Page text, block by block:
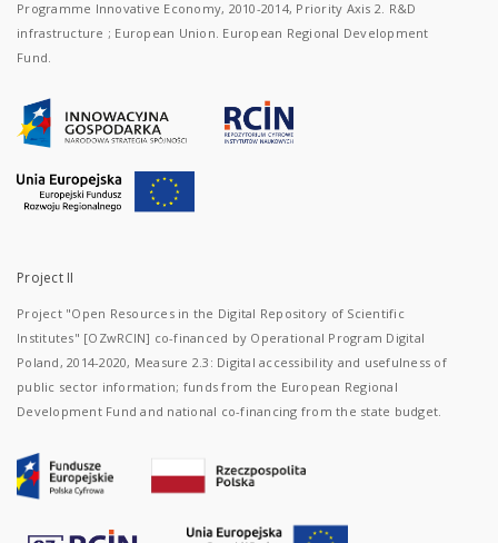
Programme Innovative Economy, 2010-2014, Priority Axis 2. R&D
infrastructure ; European Union. European Regional Development
Fund.
Project II
Project "Open Resources in the Digital Repository of Scientific
Institutes" [OZwRCIN] co-financed by Operational Program Digital
Poland, 2014-2020, Measure 2.3: Digital accessibility and usefulness of
public sector information; funds from the European Regional
Development Fund and national co-financing from the state budget.